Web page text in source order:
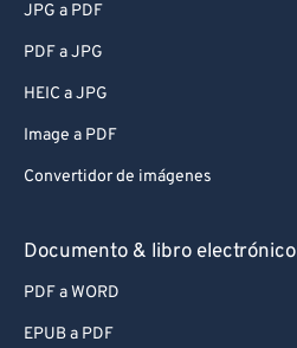
JPG a PDF
PDF a JPG
HEIC a JPG
Image a PDF
Convertidor de imágenes
Documento & libro electrónico
PDF a WORD
EPUB a PDF